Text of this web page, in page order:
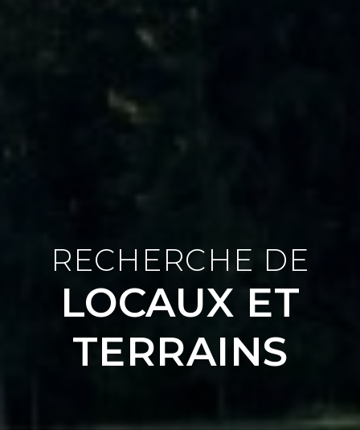
RECHERCHE DE
LOCAUX ET
TERRAINS